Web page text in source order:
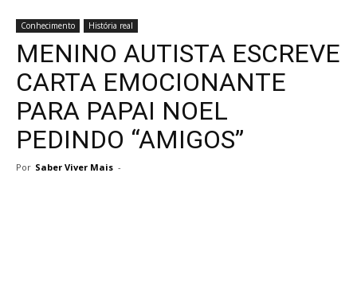
Conhecimento História real
MENINO AUTISTA ESCREVE
CARTA EMOCIONANTE
PARA PAPAI NOEL
PEDINDO “AMIGOS”
Por Saber Viver Mais -